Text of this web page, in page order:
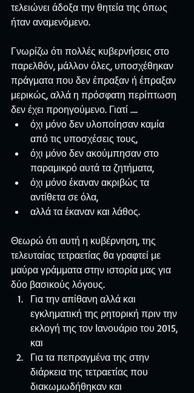
τελειώνει άδοξα την θητεία της όπως
ήταν αναμενόμενο.
Γνωρίζω ότι πολλές κυβερνήσεις στο
παρελθόν, μάλλον όλες, υποσχέθηκαν
πράγματα που δεν έπραξαν ή έπραξαν
μερικώς, αλλά η πρόσφατη περίπτωση
δεν έχει προηγούμενο. Γιατί ….
όχι μόνο δεν υλοποίησαν καμία
από τις υποσχέσεις τους,
όχι μόνο δεν ακούμπησαν στο
παραμικρό αυτά τα ζητήματα,
όχι μόνο έκαναν ακριβώς τα
αντίθετα σε όλα,
αλλά τα έκαναν και λάθος.
Θεωρώ ότι αυτή η κυβέρνηση, της
τελευταίας τετραετίας θα γραφτεί με
μαύρα γράμματα στην ιστορία μας για
δύο βασικούς λόγους.
Για την απίθανη αλλά και
εγκληματική της ρητορική πριν την
εκλογή της τον Ιανουάριο του 2015,
και
Για τα πεπραγμένα της στην
διάρκεια της τετραετίας που
διακωμωδήθηκαν και